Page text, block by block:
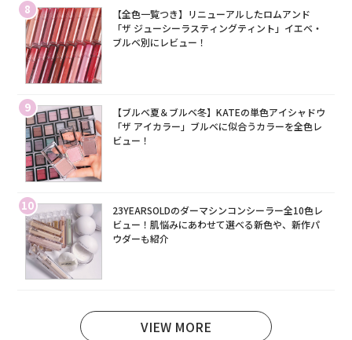
8
【全色一覧つき】リニューアルしたロムアンド
「ザ ジューシーラスティングティント」イエベ・
ブルベ別にレビュー！
9
【ブルベ夏＆ブルベ冬】KATEの単色アイシャドウ
「ザ アイカラー」ブルベに似合うカラーを全色レ
ビュー！
10
23YEARSOLDのダーマシンコンシーラー全10色レ
ビュー！肌悩みにあわせて選べる新色や、新作パ
ウダーも紹介
VIEW MORE